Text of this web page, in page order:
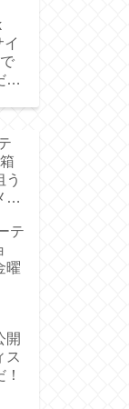
う
テ
曜
開
ス